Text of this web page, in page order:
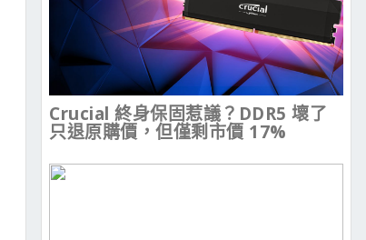
Crucial 終身保固惹議？DDR5 壞了
只退原購價，但僅剩市價 17%